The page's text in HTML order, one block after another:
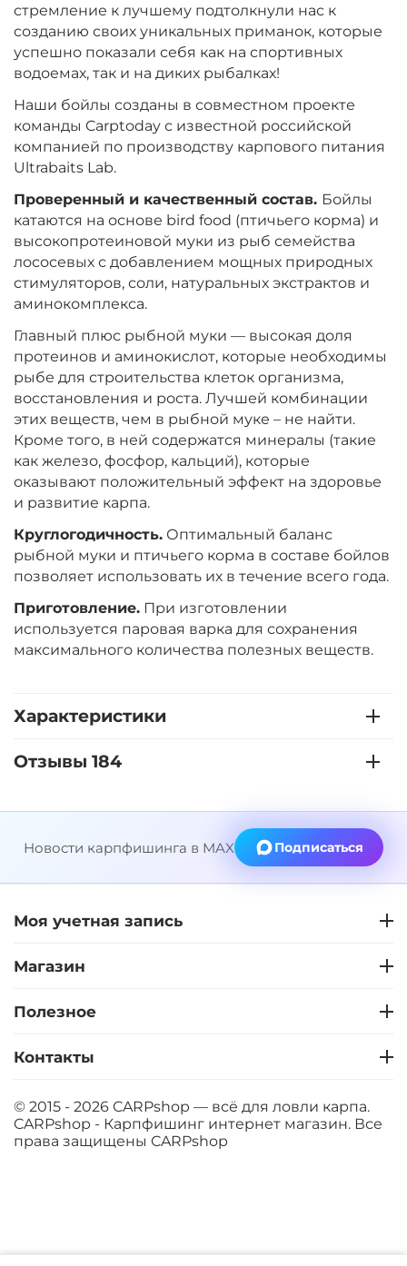
Диаметр:
20 мм
Вкус:
Мульти Фиш
‍899‍ ₽‍1 058‍₽ +
−
Вкус:
Мульти Фрукт
‍899‍ ₽‍1 058‍₽ +
−
Диаметр:
Вкус:
Мульти Фрукт
‍899‍ ₽‍1 058‍ ₽ +
−
Диаметр:
24 мм
Вкус:
‍899‍ ₽‍1 058‍₽ +
−
Диаметр:
20 мм
Вкус:
Ананас
‍899‍
Диаметр:
24 мм
Вкус:
Клубника
Вкус:
Мандарин
стремление к лучшему подтолкнули нас к
созданию своих уникальных приманок, которые
успешно показали себя как на спортивных
водоемах, так и на диких рыбалках!
Наши бойлы созданы в совместном проекте
команды Carptoday с известной российской
компанией по производству карпового питания
Ultrabaits Lab.
Проверенный и качественный состав. Бойлы
катаются на основе bird food (птичьего корма) и
высокопротеиновой муки из рыб семейства
лососевых с добавлением мощных природных
стимуляторов, соли, натуральных экстрактов и
аминокомплекса.
Главный плюс рыбной муки — высокая доля
протеинов и аминокислот, которые необходимы
рыбе для строительства клеток организма,
восстановления и роста. Лучшей комбинации
этих веществ, чем в рыбной муке – не найти.
Кроме того, в ней содержатся минералы (такие
как железо, фосфор, кальций), которые
оказывают положительный эффект на здоровье
и развитие карпа.
Круглогодичность. Оптимальный баланс
рыбной муки и птичьего корма в составе бойлов
позволяет использовать их в течение всего года.
Приготовление. При изготовлении
используется паровая варка для сохранения
максимального количества полезных веществ.
Характеристики
Отзывы 184
Новости карпфишинга в MAX Подписаться
Моя учетная запись
Магазин
Полезное
Контакты
© 2015 - 2026 CARPshop — всё для ловли карпа.
CARPshop - Карпфишинг интернет магазин. Все
права защищены CARPshop